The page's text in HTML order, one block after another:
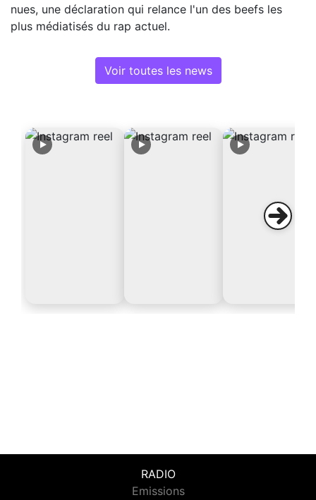
nues, une déclaration qui relance l'un des beefs les
plus médiatisés du rap actuel.
Voir toutes les news
RADIO
Emissions